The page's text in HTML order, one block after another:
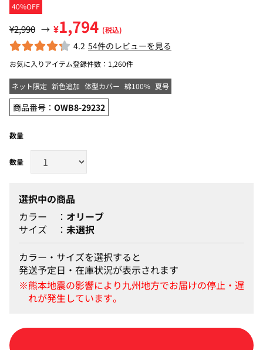
40%OFF
¥2,990 → ¥1,794 (税込)
4.2 54件のレビューを見る
お気に入りアイテム登録件数： 1,260件
ネット限定 新色追加 体型カバー 綿100% 夏号
商品番号： OWB8-29232
数量
選択中の商品
カラー
オリーブ
サイズ
未選択
カラー・サイズを選択すると
発送予定日・在庫状況が表示されます